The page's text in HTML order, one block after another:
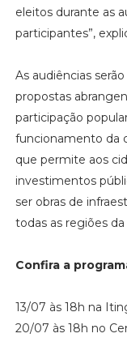
eleitos durante as
participantes”,
As audiências
propostas
participação
funcionamento da
que permite aos
investimentos
ser obras de
todas as regiões
Confira a
13/07 às 18h na
20/07 às 18h no